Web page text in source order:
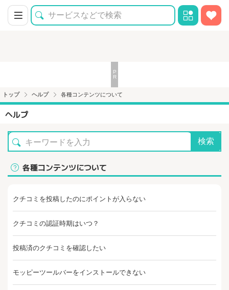
トップ ヘルプ 各種コンテンツについて
ヘルプ
検索
各種コンテンツについて
クチコミを投稿したのにポイントが入らない
クチコミの認証時期はいつ？
投稿済のクチコミを確認したい
モッピーツールバーをインストールできない